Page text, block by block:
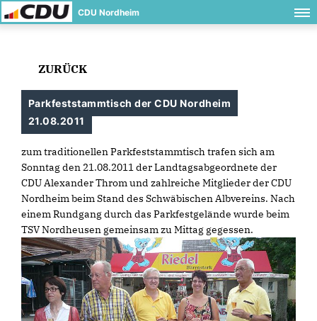
CDU Nordheim
ZURÜCK
Parkfeststammtisch der CDU Nordheim
21.08.2011
zum traditionellen Parkfeststammtisch trafen sich am
Sonntag den 21.08.2011 der Landtagsabgeordnete der
CDU Alexander Throm und zahlreiche Mitglieder der CDU
Nordheim beim Stand des Schwäbischen Albvereins. Nach
einem Rundgang durch das Parkfestgelände wurde beim
TSV Nordheusen gemeinsam zu Mittag gegessen.